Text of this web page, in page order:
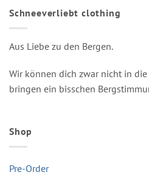
Schneeverliebt clothing
Aus Liebe zu den Bergen.
Wir können dich zwar nicht in
bringen ein bisschen
Shop
Pre-Order